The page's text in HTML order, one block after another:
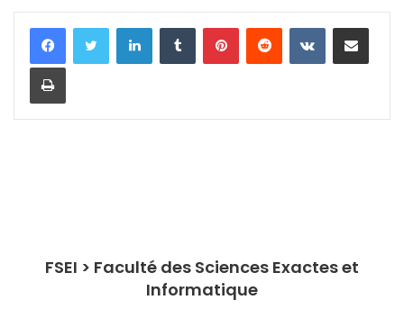
LinkedinTumblr PinterestReddit VKontaktePartager par email
Imprimer
FSEI > Faculté des Sciences Exactes et
Informatique